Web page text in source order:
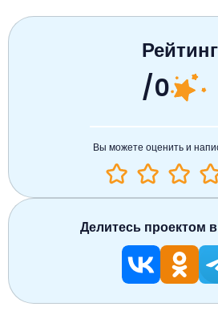
Рейтинг
/0
Вы можете оценить и
Делитесь проектом